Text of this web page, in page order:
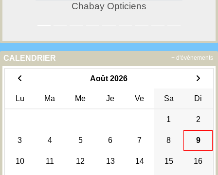
Chabay Opticiens
CALENDRIER
Août 2026
Lu Ma Me Je Ve Sa Di
1 2
3 4 5 6 7 8 9
10 11 12 13 14 15 16
+ d'évènements